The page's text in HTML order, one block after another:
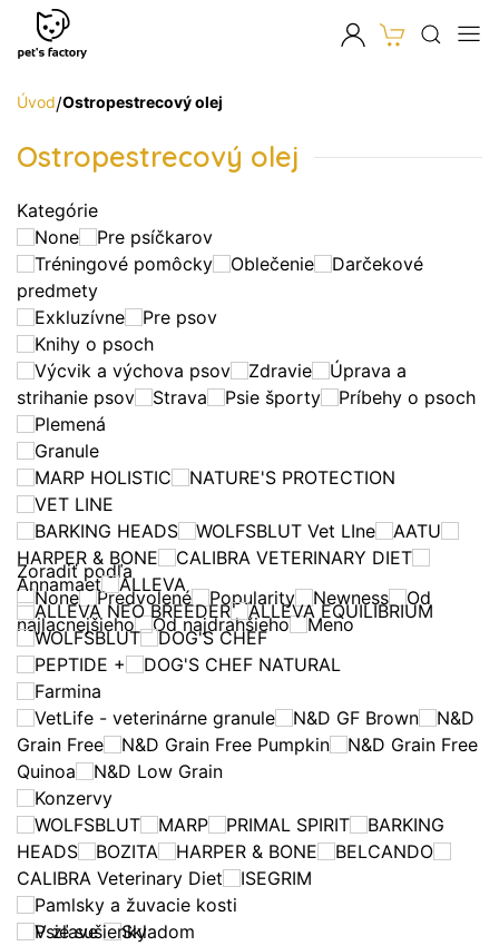
Úvod/Ostropestrecový olej
Ostropestrecový olej
Kategórie
None
Pre psíčkarov
Tréningové pomôcky
Oblečenie
Darčekové
predmety
Exkluzívne
Pre psov
Knihy o psoch
Výcvik a výchova psov
Zdravie
Úprava a
strihanie psov
Strava Psie športy
Príbehy o psoch
Plemená
Granule
MARP HOLISTIC
NATURE'S PROTECTION
VET LINE
BARKING HEADS
WOLFSBLUT Vet LIne
AATU
HARPER & BONE
CALIBRA VETERINARY DIET
Annamaet
ALLEVA
ALLEVA NEO BREEDER
ALLEVA EQUILIBRIUM
WOLFSBLUT
DOG'S CHEF
PEPTIDE +
DOG'S CHEF NATURAL
Farmina
VetLife - veterinárne granule
N&D GF Brown
N&D
Grain Free
N&D Grain Free Pumpkin
N&D Grain Free
Quinoa
N&D Low Grain
Konzervy
WOLFSBLUT
MARP PRIMAL SPIRIT
BARKING
HEADS
BOZITA HARPER & BONE
BELCANDO
CALIBRA Veterinary Diet
ISEGRIM
Pamlsky a žuvacie kosti
Psie sušienky
Zoradiť podľa
None
Predvolené Popularity Newness
Od
najlacnejšieho
Od najdrahšieho Meno
V zľave Skladom